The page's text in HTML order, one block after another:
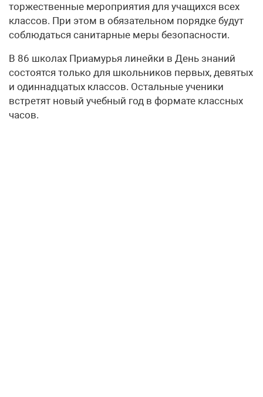
торжественные мероприятия для учащихся всех
классов. При этом в обязательном порядке будут
соблюдаться санитарные меры безопасности.
В 86 школах Приамурья линейки в День знаний
состоятся только для школьников первых, девятых
и одиннадцатых классов. Остальные ученики
встретят новый учебный год в формате классных
часов.